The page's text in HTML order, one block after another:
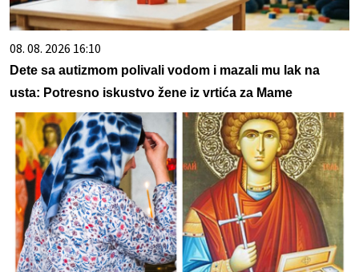
08. 08. 2026 16:10
Dete sa autizmom polivali vodom i mazali mu lak na
usta: Potresno iskustvo žene iz vrtića za Mame